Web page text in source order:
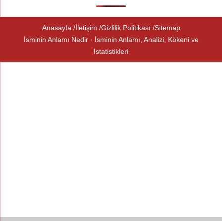
Anasayfa İletişim Gizlilik Politikası Sitemap
İsminin Anlamı Nedir · İsminin Anlamı, Analizi, Kökeni ve
İstatistikleri